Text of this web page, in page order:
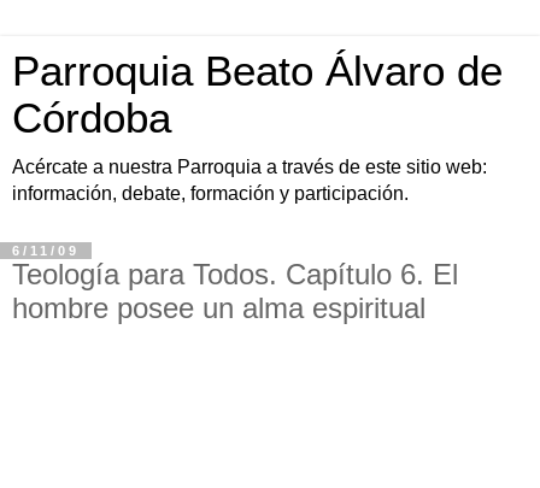
Parroquia Beato Álvaro de
Córdoba
Acércate a nuestra Parroquia a través de este sitio web:
información, debate, formación y participación.
6/11/09
Teología para Todos. Capítulo 6. El
hombre posee un alma espiritual